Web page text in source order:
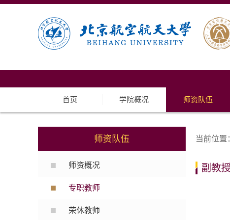
首页 学院概况 师资队伍
师资队伍
师资概况
专职教师
荣休教师
当前位置
副教授